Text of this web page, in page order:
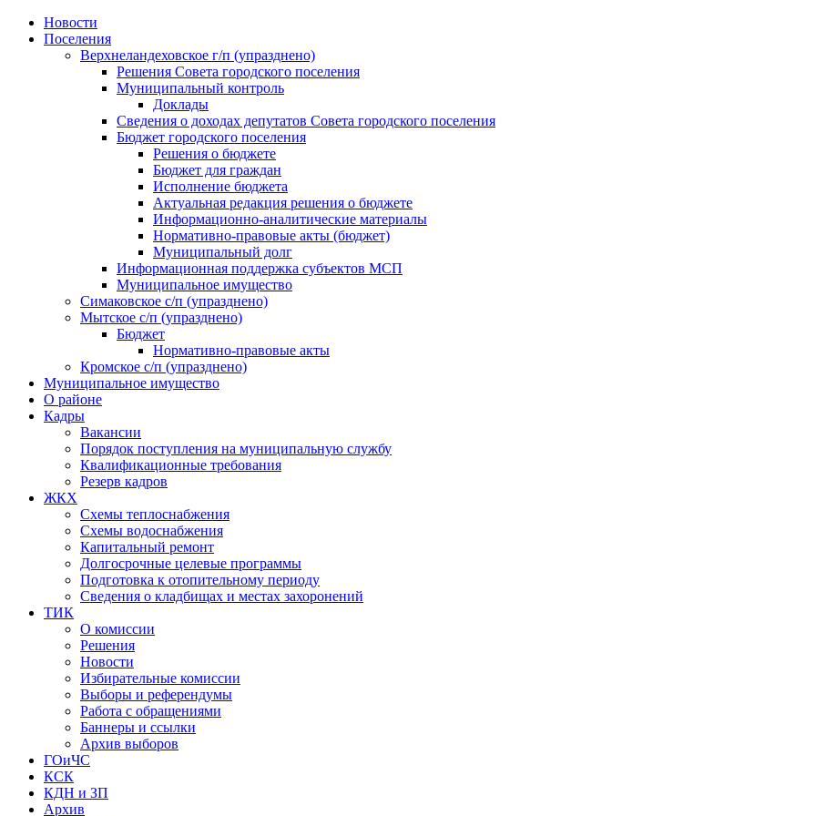
Skip
Новости
Поселения
Верхнеландеховское г/п (упразднено)
Решения Совета городского поселения
Муниципальный контроль
Доклады
Сведения о доходах депутатов Совета городского поселения
Бюджет городского поселения
Решения о бюджете
Бюджет для граждан
Исполнение бюджета
Актуальная редакция решения о бюджете
Информационно-аналитические материалы
Нормативно-правовые акты (бюджет)
Муниципальный долг
Информационная поддержка субъектов МСП
Муниципальное имущество
Симаковское с/п (упразднено)
Мытское с/п (упразднено)
Бюджет
Нормативно-правовые акты
Кромское с/п (упразднено)
Муниципальное имущество
О районе
Кадры
Вакансии
Порядок поступления на муниципальную службу
Квалификационные требования
Резерв кадров
ЖКХ
Схемы теплоснабжения
Схемы водоснабжения
Капитальный ремонт
Долгосрочные целевые программы
Подготовка к отопительному периоду
Сведения о кладбищах и местах захоронений
ТИК
О комиссии
Решения
Новости
Избирательные комиссии
Выборы и референдумы
Работа с обращениями
Баннеры и ссылки
Архив выборов
ГОиЧС
КСК
КДН и ЗП
Архив